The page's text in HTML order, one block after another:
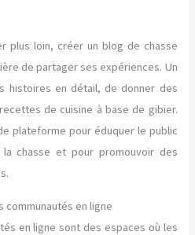
plus loin, créer un blog de chasse
de partager ses expériences. Un
histoires en détail, de donner des
de cuisine à base de gibier.
plateforme pour éduquer le public
chasse et pour promouvoir des
communautés en ligne
en ligne sont des espaces où les